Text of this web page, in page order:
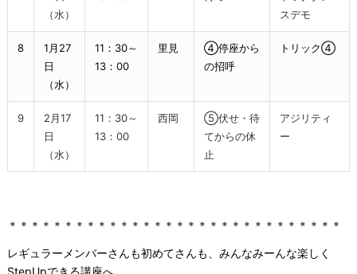
（水）
スデモ
8
1月27
日
（水）
11：30～
13：00
里見
④停座から
の招呼
トリック④
9
2月17
日
（水）
11：30～
13：00
西岡
⑤伏せ・待
てからの休
止
アジリティ
ー
＊＊＊＊＊＊＊＊＊＊＊＊＊＊＊＊＊＊＊＊＊＊＊＊＊＊＊＊＊＊
レギュラーメンバーさんも初めてさんも、みんなみーんな楽しく
StepUpできる講座へ